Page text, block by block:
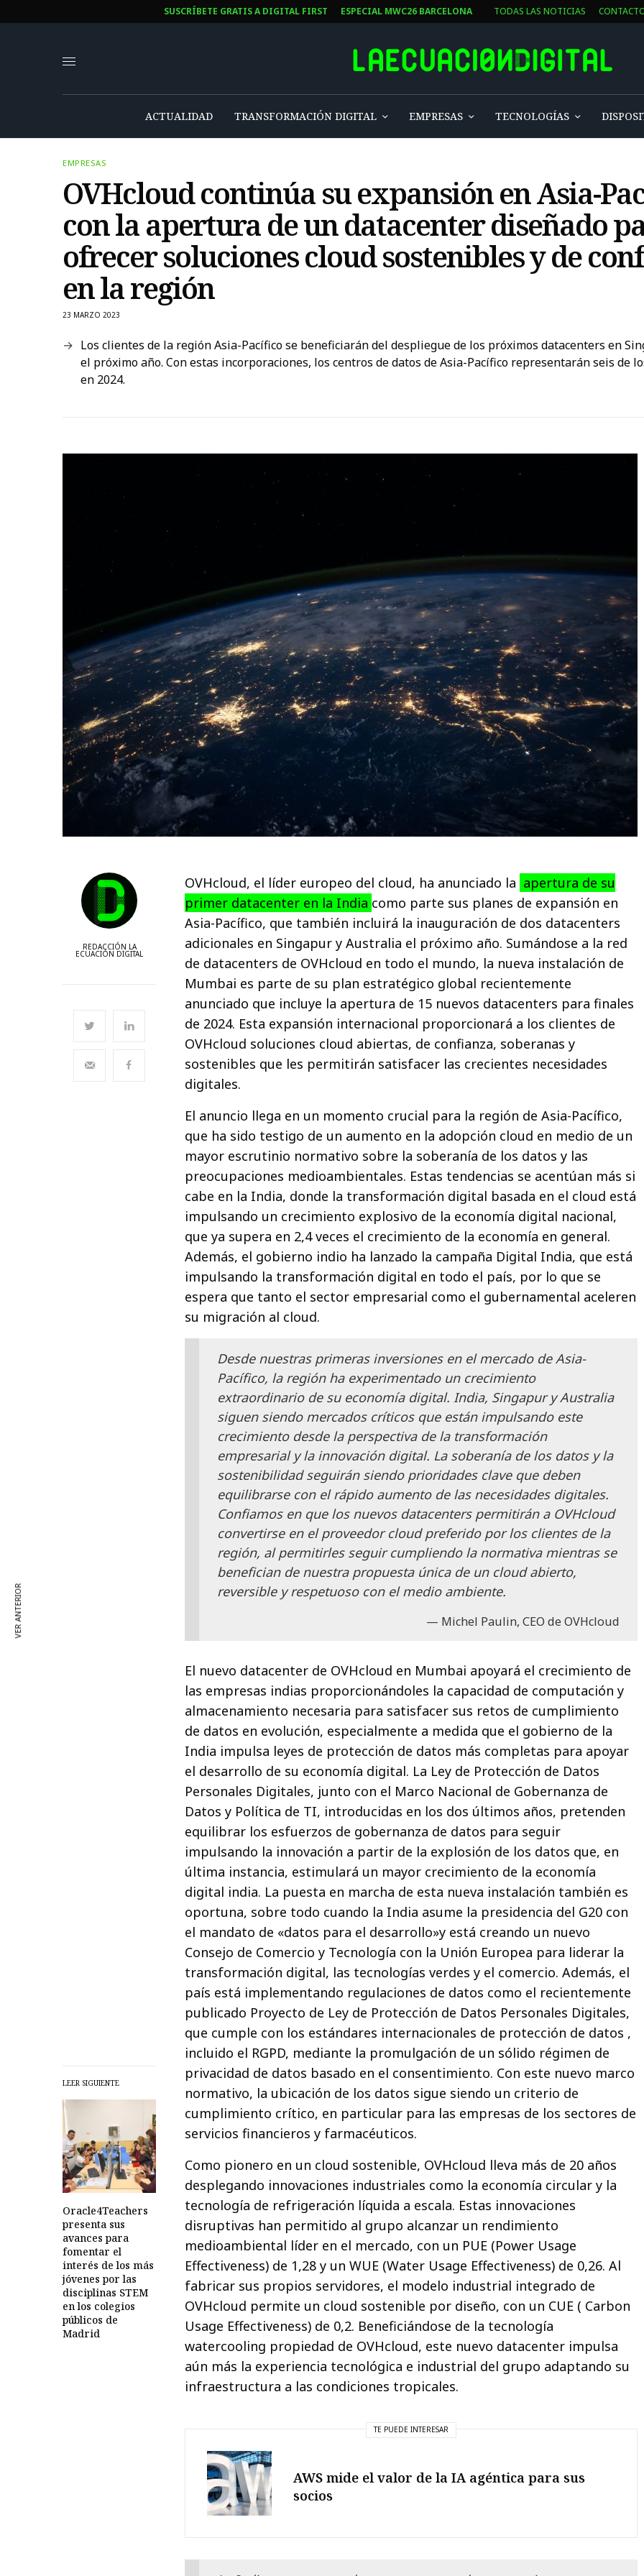
SUSCRÍBETE GRATIS A DIGITAL FIRST ESPECIAL MWC26 BARCELONA TODAS LAS NOTICIAS
ACTUALIDAD TRANSFORMACIÓN DIGITAL EMPRESAS TECNOLOGÍAS
EMPRESAS
OVHcloud continúa su expansión en Asia-
con la apertura de un datacenter diseñado
ofrecer soluciones cloud sostenibles y de
en la región
23 MARZO 2023
Los clientes de la región Asia-Pacífico se beneficiarán del despliegue de los próximos datacenters en
el próximo año. Con estas incorporaciones, los centros de datos de Asia-Pacífico representarán seis de
en 2024.
REDACCIÓN LA
ECUACIÓN DIGITAL
LEER SIGUIENTE
Oracle4Teachers
presenta sus
avances para
fomentar el
interés de los más
jóvenes por las
disciplinas STEM
en los colegios
públicos de
Madrid
OVHcloud, el líder europeo del cloud, ha anunciado la apertura de su
primer datacenter en la India como parte sus planes de expansión en
Asia-Pacífico, que también incluirá la inauguración de dos datacenters
adicionales en Singapur y Australia el próximo año. Sumándose a la red
de datacenters de OVHcloud en todo el mundo, la nueva instalación de
Mumbai es parte de su plan estratégico global recientemente
anunciado que incluye la apertura de 15 nuevos datacenters para finales
de 2024. Esta expansión internacional proporcionará a los clientes de
OVHcloud soluciones cloud abiertas, de confianza, soberanas y
sostenibles que les permitirán satisfacer las crecientes necesidades
digitales.
El anuncio llega en un momento crucial para la región de Asia-Pacífico,
que ha sido testigo de un aumento en la adopción cloud en medio de un
mayor escrutinio normativo sobre la soberanía de los datos y las
preocupaciones medioambientales. Estas tendencias se acentúan más si
cabe en la India, donde la transformación digital basada en el cloud está
impulsando un crecimiento explosivo de la economía digital nacional,
que ya supera en 2,4 veces el crecimiento de la economía en general.
Además, el gobierno indio ha lanzado la campaña Digital India, que está
impulsando la transformación digital en todo el país, por lo que se
espera que tanto el sector empresarial como el gubernamental aceleren
su migración al cloud.
Desde nuestras primeras inversiones en el mercado de Asia-
Pacífico, la región ha experimentado un crecimiento
extraordinario de su economía digital. India, Singapur y Australia
siguen siendo mercados críticos que están impulsando este
crecimiento desde la perspectiva de la transformación
empresarial y la innovación digital. La soberanía de los datos y la
sostenibilidad seguirán siendo prioridades clave que deben
equilibrarse con el rápido aumento de las necesidades digitales.
Confiamos en que los nuevos datacenters permitirán a OVHcloud
convertirse en el proveedor cloud preferido por los clientes de la
región, al permitirles seguir cumpliendo la normativa mientras se
benefician de nuestra propuesta única de un cloud abierto,
reversible y respetuoso con el medio ambiente.
Michel Paulin, CEO de OVHcloud
El nuevo datacenter de OVHcloud en Mumbai apoyará el crecimiento de
las empresas indias proporcionándoles la capacidad de computación y
almacenamiento necesaria para satisfacer sus retos de cumplimiento
de datos en evolución, especialmente a medida que el gobierno de la
India impulsa leyes de protección de datos más completas para apoyar
el desarrollo de su economía digital. La Ley de Protección de Datos
Personales Digitales, junto con el Marco Nacional de Gobernanza de
Datos y Política de TI, introducidas en los dos últimos años, pretenden
equilibrar los esfuerzos de gobernanza de datos para seguir
impulsando la innovación a partir de la explosión de los datos que, en
última instancia, estimulará un mayor crecimiento de la economía
digital india. La puesta en marcha de esta nueva instalación también es
oportuna, sobre todo cuando la India asume la presidencia del G20 con
el mandato de «datos para el desarrollo»y está creando un nuevo
Consejo de Comercio y Tecnología con la Unión Europea para liderar la
transformación digital, las tecnologías verdes y el comercio. Además, el
país está implementando regulaciones de datos como el recientemente
publicado Proyecto de Ley de Protección de Datos Personales Digitales,
que cumple con los estándares internacionales de protección de datos ,
incluido el RGPD, mediante la promulgación de un sólido régimen de
privacidad de datos basado en el consentimiento. Con este nuevo marco
normativo, la ubicación de los datos sigue siendo un criterio de
cumplimiento crítico, en particular para las empresas de los sectores de
servicios financieros y farmacéuticos.
Como pionero en un cloud sostenible, OVHcloud lleva más de 20 años
desplegando innovaciones industriales como la economía circular y la
tecnología de refrigeración líquida a escala. Estas innovaciones
disruptivas han permitido al grupo alcanzar un rendimiento
medioambiental líder en el mercado, con un PUE (Power Usage
Effectiveness) de 1,28 y un WUE (Water Usage Effectiveness) de 0,26. Al
fabricar sus propios servidores, el modelo industrial integrado de
OVHcloud permite un cloud sostenible por diseño, con un CUE ( Carbon
Usage Effectiveness) de 0,2. Beneficiándose de la tecnología
watercooling propiedad de OVHcloud, este nuevo datacenter impulsa
aún más la experiencia tecnológica e industrial del grupo adaptando su
infraestructura a las condiciones tropicales.
TE PUEDE INTERESAR
AWS mide el valor de la IA agéntica para sus
socios
VER ANTERIOR